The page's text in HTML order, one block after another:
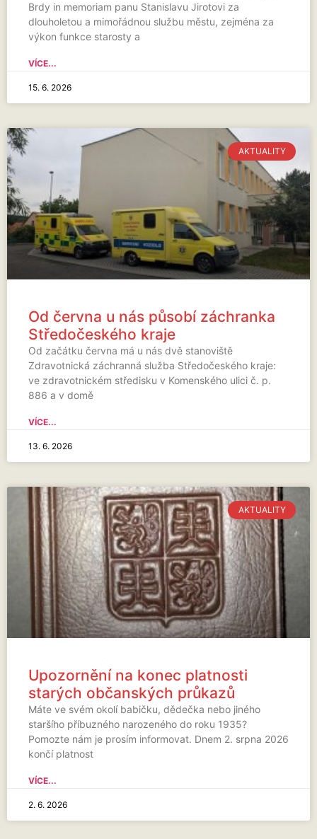
Brdy in memoriam panu Stanislavu Jirotovi za
dlouholetou a mimořádnou službu městu, zejména za
výkon funkce starosty a
VÍCE...
15. 6. 2026
AKTUALITY
Od června u nás působí záchranka
Středočeského kraje
Od začátku června má u nás dvě stanoviště
Zdravotnická záchranná služba Středočeského kraje:
ve zdravotnickém středisku v Komenského ulici č. p.
886 a v domě
VÍCE...
13. 6. 2026
AKTUALITY
Upozornění na konec platnosti
starých občanských průkazů
Máte ve svém okolí babičku, dědečka nebo jiného
staršího příbuzného narozeného do roku 1935?
Pomozte nám je prosím informovat. Dnem 2. srpna 2026
končí platnost
VÍCE...
2. 6. 2026